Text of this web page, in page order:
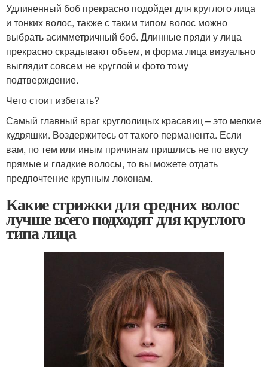
Удлиненный боб прекрасно подойдет для круглого лица
и тонких волос, также с таким типом волос можно
выбрать асимметричный боб. Длинные пряди у лица
прекрасно скрадывают объем, и форма лица визуально
выглядит совсем не круглой и фото тому
подтверждение.
Чего стоит избегать?
Самый главный враг круглолицых красавиц – это мелкие
кудряшки. Воздержитесь от такого перманента. Если
вам, по тем или иным причинам пришлись не по вкусу
прямые и гладкие волосы, то вы можете отдать
предпочтение крупным локонам.
Какие стрижки для средних волос
лучше всего подходят для круглого
типа лица